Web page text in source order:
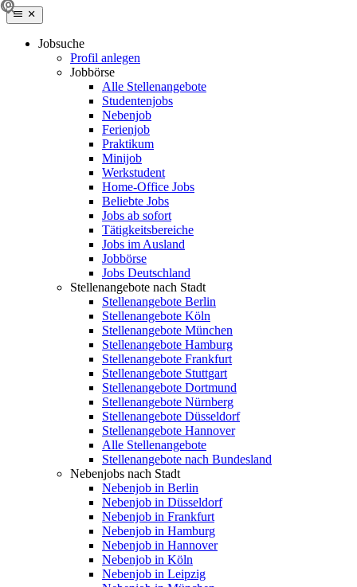
Jobsuche
Profil anlegen
Jobbörse
Alle Stellenangebote
Studentenjobs
Nebenjob
Ferienjob
Praktikum
Minijob
Werkstudent
Home-Office Jobs
Beliebte Jobs
Jobs ab sofort
Tätigkeitsbereiche
Jobs im Ausland
Jobbörse
Jobs Deutschland
Stellenangebote nach Stadt
Stellenangebote Berlin
Stellenangebote Köln
Stellenangebote München
Stellenangebote Hamburg
Stellenangebote Frankfurt
Stellenangebote Stuttgart
Stellenangebote Dortmund
Stellenangebote Nürnberg
Stellenangebote Düsseldorf
Stellenangebote Hannover
Alle Stellenangebote
Stellenangebote nach Bundesland
Nebenjobs nach Stadt
Nebenjob in Berlin
Nebenjob in Düsseldorf
Nebenjob in Frankfurt
Nebenjob in Hamburg
Nebenjob in Hannover
Nebenjob in Köln
Nebenjob in Leipzig